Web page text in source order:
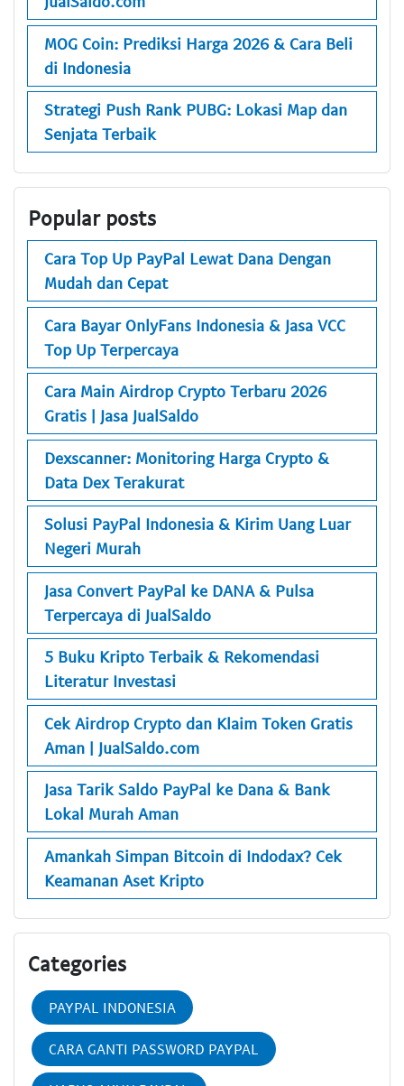
MOG Coin: Prediksi Harga 2026 & Cara Beli
di Indonesia
Strategi Push Rank PUBG: Lokasi Map dan
Senjata Terbaik
Popular posts
Cara Top Up PayPal Lewat Dana Dengan
Mudah dan Cepat
Cara Bayar OnlyFans Indonesia & Jasa VCC
Top Up Terpercaya
Cara Main Airdrop Crypto Terbaru 2026
Gratis | Jasa JualSaldo
Dexscanner: Monitoring Harga Crypto &
Data Dex Terakurat
Solusi PayPal Indonesia & Kirim Uang Luar
Negeri Murah
Jasa Convert PayPal ke DANA & Pulsa
Terpercaya di JualSaldo
5 Buku Kripto Terbaik & Rekomendasi
Literatur Investasi
Cek Airdrop Crypto dan Klaim Token Gratis
Aman | JualSaldo.com
Jasa Tarik Saldo PayPal ke Dana & Bank
Lokal Murah Aman
Amankah Simpan Bitcoin di Indodax? Cek
Keamanan Aset Kripto
Categories
PAYPAL INDONESIA
CARA GANTI PASSWORD PAYPAL